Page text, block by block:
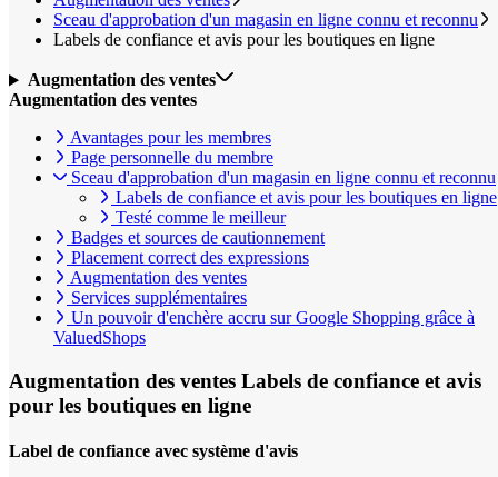
Sceau d'approbation d'un magasin en ligne connu et reconnu
Labels de confiance et avis pour les boutiques en ligne
Augmentation des ventes
Augmentation des ventes
Avantages pour les membres
Page personnelle du membre
Sceau d'approbation d'un magasin en ligne connu et reconnu
Labels de confiance et avis pour les boutiques en ligne
Testé comme le meilleur
Badges et sources de cautionnement
Placement correct des expressions
Augmentation des ventes
Services supplémentaires
Un pouvoir d'enchère accru sur Google Shopping grâce à
ValuedShops
Augmentation des ventes Labels de confiance et avis
pour les boutiques en ligne
Label de confiance avec système d'avis